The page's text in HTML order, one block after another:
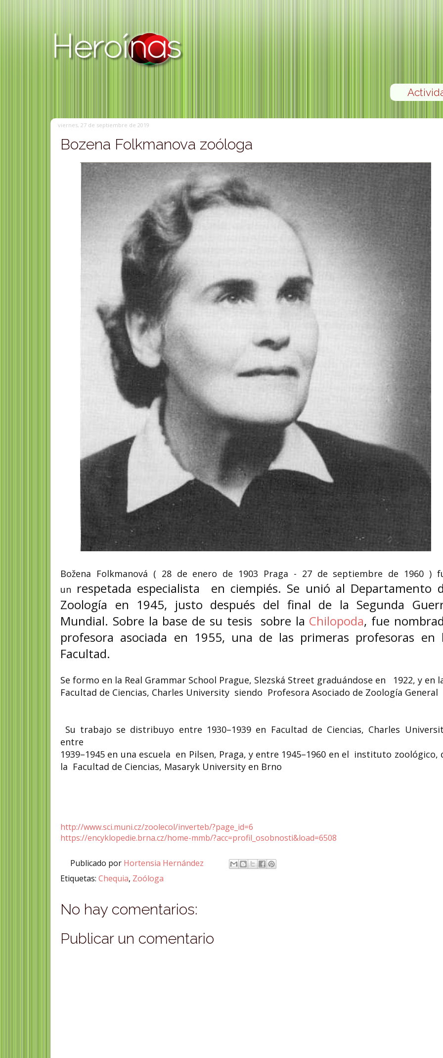
viernes, 27 de septiembre de 2019
Bozena Folkmanova zoóloga
Božena Folkmanová ( 28 de enero de 1903 Praga - 27 de septiembre de 1960 )
un respetada especialista en ciempiés. Se unió al Departamento
Zoología en 1945, justo después del final de la Segunda
Mundial. Sobre la base de su tesis sobre la Chilopoda, fue
profesora asociada en 1955, una de las primeras profesoras en
Facultad.
Se formo en la Real Grammar School Prague, Slezská Street graduándose en 1922, y en
Facultad de Ciencias, Charles University siendo Profesora Asociado de Zoología General
Su trabajo se distribuyo entre 1930–1939 en Facultad de Ciencias, Charles
entre
1939–1945 en una escuela en Pilsen, Praga, y entre 1945–1960 en el instituto zoológico,
la Facultad de Ciencias, Masaryk University en Brno
http://www.sci.muni.cz/zoolecol/inverteb/?page_id=6
https://encyklopedie.brna.cz/home-mmb/?acc=profil_osobnosti&load=6508
Publicado por Hortensia Hernández
Etiquetas:Chequia, Zoóloga
No hay comentarios:
Publicar un comentario
Jean Shinoda Bolen
doctora en medicina,
psiquiatra y escritora
Jean Shinoda Bolen (29 de junio de
1936, en Estados Unidos) es doctora
en medicina, psiquiatra,...
lesbiana egipcia
Sarah Hegazi,
una...